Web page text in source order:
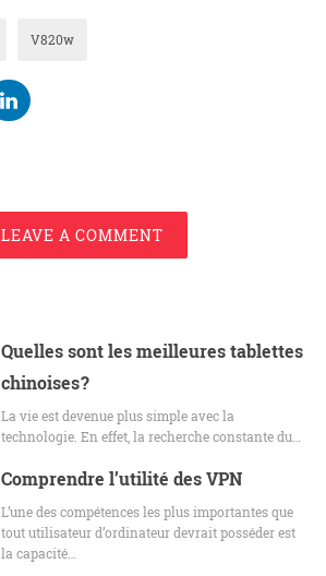
V820w
LEAVE A COMMENT
Quelles sont les meilleures tablettes
chinoises ?
La vie est devenue plus simple avec la
technologie. En effet, la recherche constante du…
Comprendre l’utilité des VPN
L’une des compétences les plus importantes que
tout utilisateur d’ordinateur devrait posséder est
la capacité…